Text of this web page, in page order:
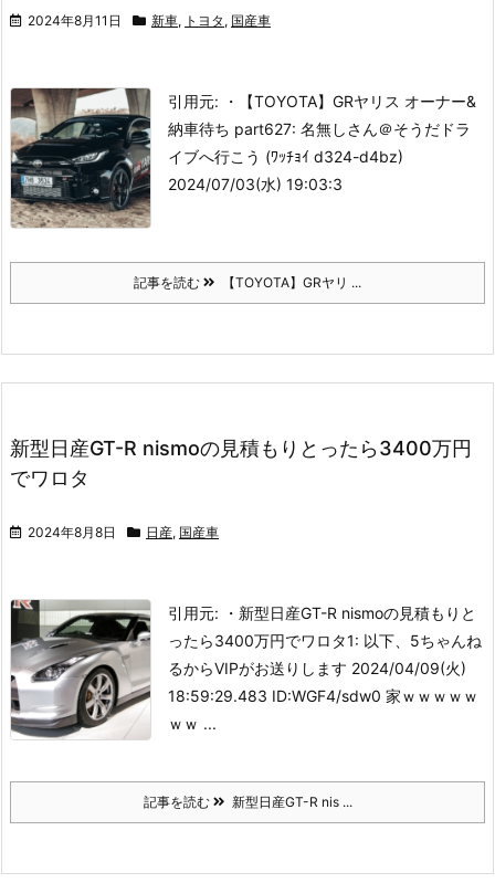
2024年8月11日 新車, トヨタ , 国産車
引用元: ・【TOYOTA】GRヤリス オーナー&
納車待ち part627: 名無しさん＠そうだドラ
イブへ行こう (ﾜｯﾁｮｲ d324-d4bz)
2024/07/03(水) 19:03:3
記事を読む 【TOYOTA】GRヤリ ...
新型日産GT-R nismoの見積もりとったら3400万円
でワロタ
2024年8月8日 日産, 国産車
引用元: ・新型日産GT-R nismoの見積もりと
ったら3400万円でワロタ1: 以下、5ちゃんね
るからVIPがお送りします 2024/04/09(火)
18:59:29.483 ID:WGF4/sdw0 家ｗｗｗｗｗ
ｗｗ ...
記事を読む 新型日産GT-R nis ...